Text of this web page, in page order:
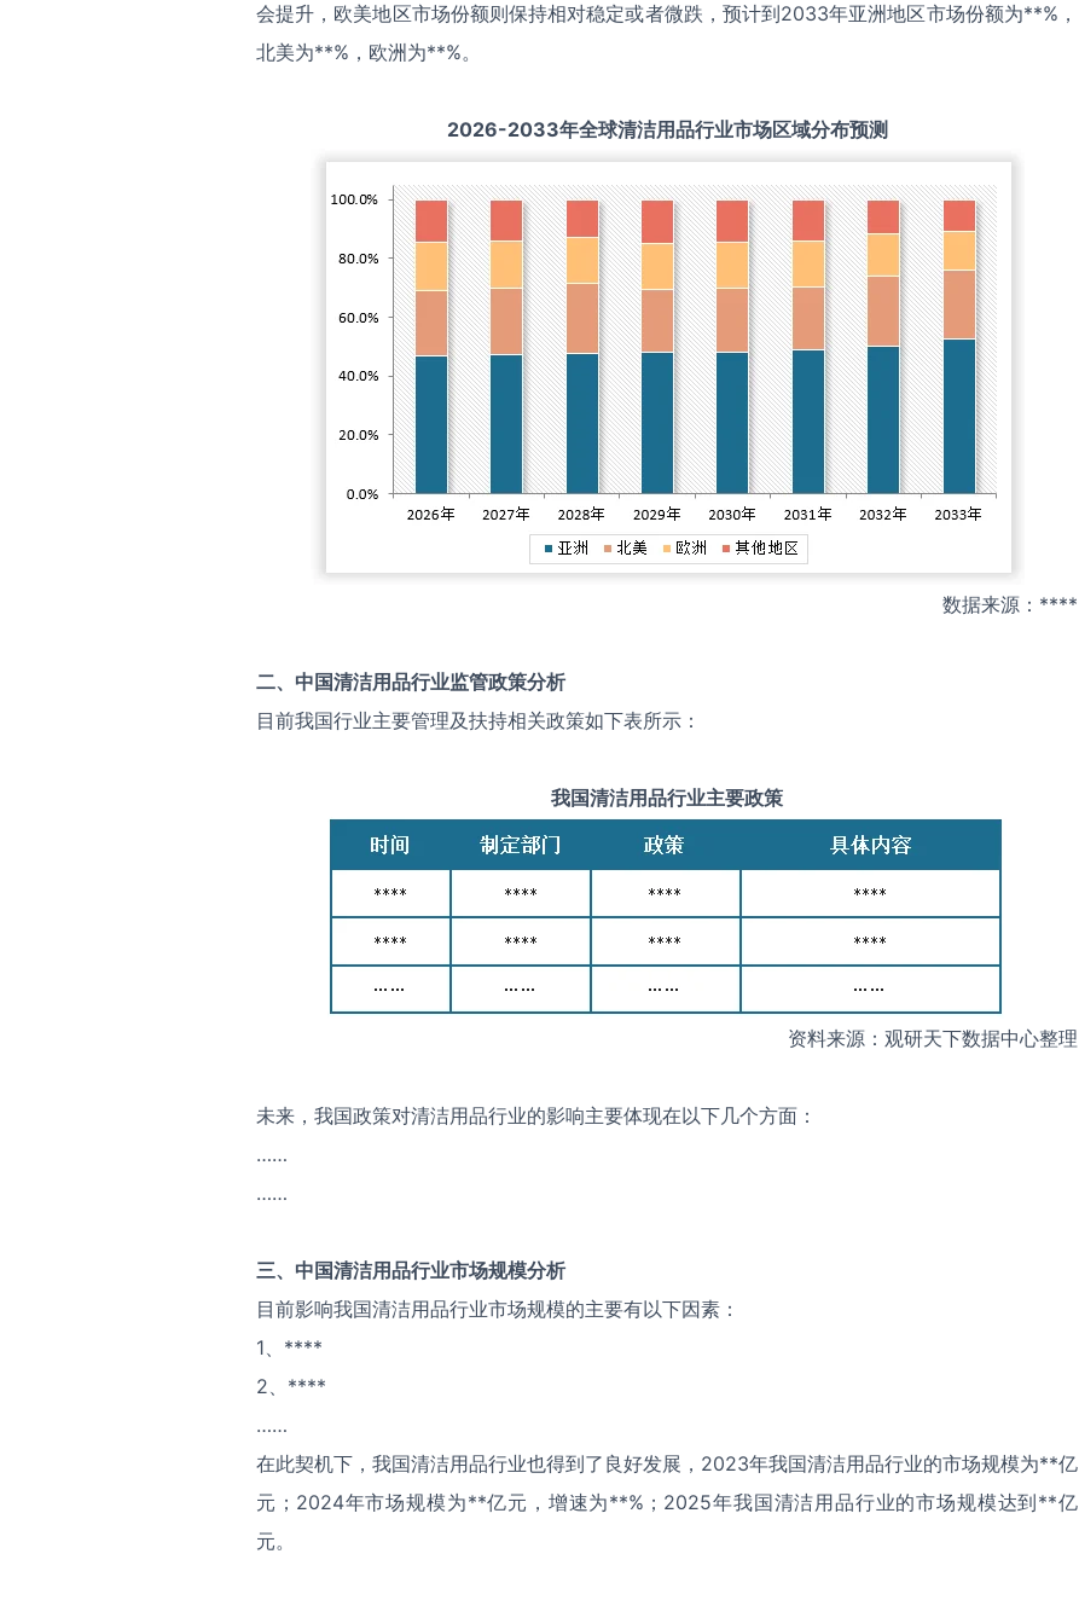
会提升，欧美地区市场份额则保持相对稳定或者微跌，预计到2033年亚洲地区市场份额为**%，
北美为**%，欧洲为**%。
2026-2033年全球清洁用品行业市场区域分布预测
数据来源：****
二、中国清洁用品行业监管政策分析
目前我国行业主要管理及扶持相关政策如下表所示：
我国清洁用品行业主要政策
资料来源：观研天下数据中心整理
未来，我国政策对清洁用品行业的影响主要体现在以下几个方面：
……
……
三、中国清洁用品行业市场规模分析
目前影响我国清洁用品行业市场规模的主要有以下因素：
1、****
2、****
……
在此契机下，我国清洁用品行业也得到了良好发展，2023年我国清洁用品行业的市场规模为**亿
元；2024年市场规模为**亿元，增速为**%；2025年我国清洁用品行业的市场规模达到**亿
元。